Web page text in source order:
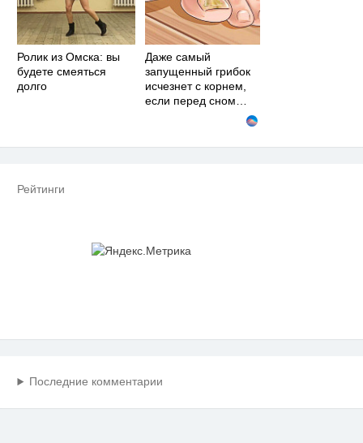
Ролик из Омска: вы
будете смеяться
долго
Даже самый
запущенный грибок
исчезнет с корнем,
если перед сном…
Рейтинги
Последние комментарии